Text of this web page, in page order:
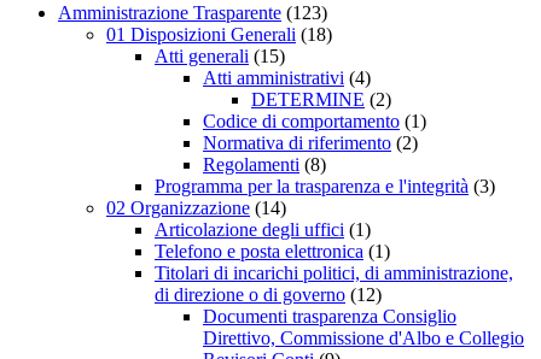
Amministrazione Trasparente (123)
01 Disposizioni Generali (18)
Atti generali (15)
Atti amministrativi (4)
DETERMINE (2)
Codice di comportamento (1)
Normativa di riferimento (2)
Regolamenti (8)
Programma per la trasparenza e l'integrità (3)
02 Organizzazione (14)
Articolazione degli uffici (1)
Telefono e posta elettronica (1)
Titolari di incarichi politici, di amministrazione,
di direzione o di governo (12)
Documenti trasparenza Consiglio
Direttivo, Commissione d'Albo e Collegio